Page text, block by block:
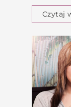
Czytaj